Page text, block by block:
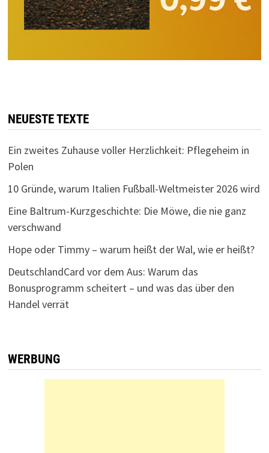
NEUESTE TEXTE
Ein zweites Zuhause voller Herzlichkeit: Pflegeheim in
Polen
10 Gründe, warum Italien Fußball-Weltmeister 2026 wird
Eine Baltrum-Kurzgeschichte: Die Möwe, die nie ganz
verschwand
Hope oder Timmy – warum heißt der Wal, wie er heißt?
DeutschlandCard vor dem Aus: Warum das
Bonusprogramm scheitert – und was das über den
Handel verrät
WERBUNG